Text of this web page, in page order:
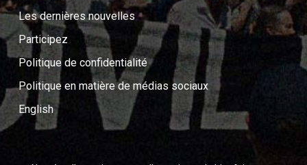
Les dernières nouvelles
Participez
Politique de confidentialité
Politique en matière de médias sociaux
English